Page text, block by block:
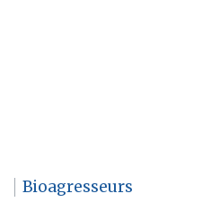
Bioagresseurs